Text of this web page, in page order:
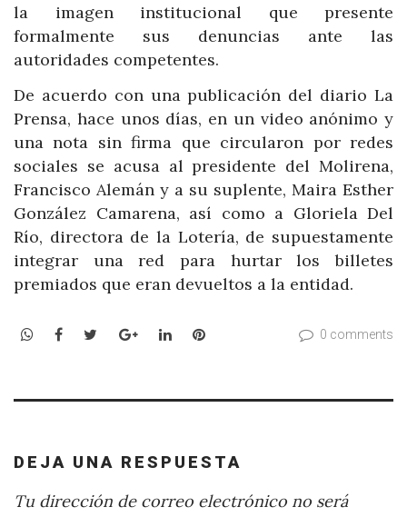
la imagen institucional que presente
formalmente sus denuncias ante las
autoridades competentes.
De acuerdo con una publicación del diario La
Prensa, hace unos días, en un video anónimo y
una nota sin firma que circularon por redes
sociales se acusa al presidente del Molirena,
Francisco Alemán y a su suplente, Maira Esther
González Camarena, así como a Gloriela Del
Río, directora de la Lotería, de supuestamente
integrar una red para hurtar los billetes
premiados que eran devueltos a la entidad.
WhatsApp
Facebook
TwitterGoogle+LinkedInPinterest 0 comments
DEJA UNA RESPUESTA
Tu dirección de correo electrónico no será